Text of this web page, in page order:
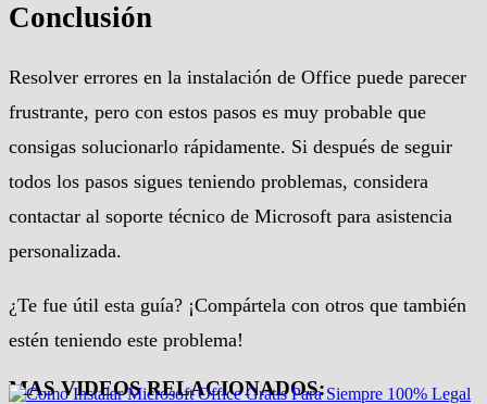
Conclusión
Resolver errores en la instalación de Office puede parecer
frustrante, pero con estos pasos es muy probable que
consigas solucionarlo rápidamente. Si después de seguir
todos los pasos sigues teniendo problemas, considera
contactar al soporte técnico de Microsoft para asistencia
personalizada.
¿Te fue útil esta guía? ¡Compártela con otros que también
estén teniendo este problema!
MAS VIDEOS RELACIONADOS: